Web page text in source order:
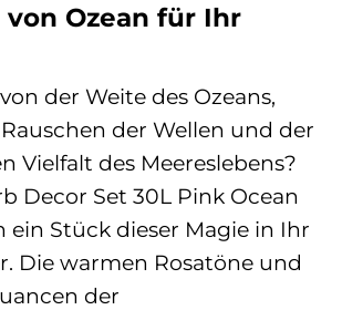
von Ozean für Ihr
der Weite des Ozeans,
der Wellen und der
Vielfalt des Meereslebens?
Decor Set 30L Pink Ocean
ein Stück dieser Magie in Ihr
Die warmen Rosatöne und
der